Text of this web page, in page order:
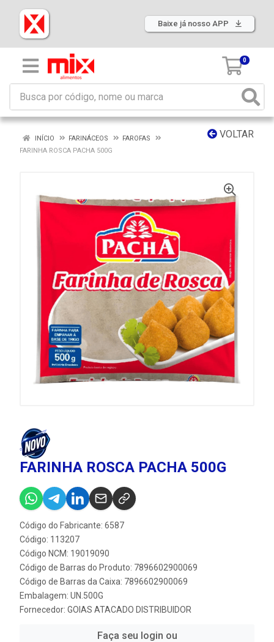
Baixe já nosso APP
0
VOLTAR
INÍCIO FARINÁCEOS
FAROFAS
FARINHA ROSCA PACHA 500G
FARINHA ROSCA PACHA 500G
Código do Fabricante: 6587
Código: 113207
Código NCM: 19019090
Código de Barras do Produto: 7896602900069
Código de Barras da Caixa: 7896602900069
Embalagem: UN.500G
Fornecedor: GOIAS ATACADO DISTRIBUIDOR
Faça seu login ou